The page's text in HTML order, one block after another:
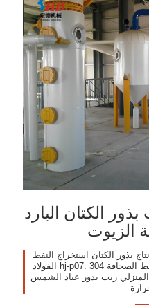
الكتان البارد
الزيوت
بذور الكتان استخراج النفط
الباردة والساخنة آلة النفط الصحافة hj-p07. 304 الفولاذ
المنزلي زيت بذور عباد الشمس